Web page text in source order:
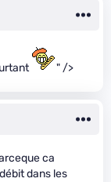
" />
ca
dans les